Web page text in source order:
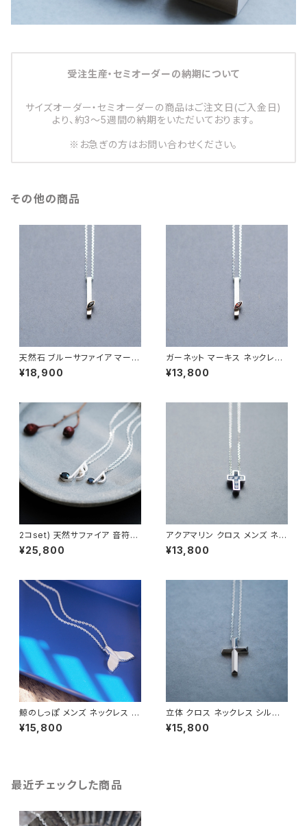
受注生産・セミオーダーの納期について
サイズオーダー・セミオーダーの商品はご注文日(ご入金日)
より、約3～5週間の納期をいただいております。
※お急ぎの方はお問い合わせください。
その他の商品
天然石 ブルーサファイア マーキ
ス ネックレス シルバー925 9月
誕生石 メンズ ユニセックス
¥18,900
ガーネット マーキス ネックレス
シルバー925 1月誕生石 メンズ
ユニセックス
¥13,800
2コset) 天然サファイア 音符
ペア ネックレス シルバー925
¥25,800
アクアマリン クロス メンズ ネッ
クレス シルバー925
¥13,800
鯨のしっぽ メンズ ネックレス シ
ルバー925
¥15,800
立体 クロス ネックレス シルバ
ー925 メンズ ユニセックス
¥15,800
最近チェックした商品